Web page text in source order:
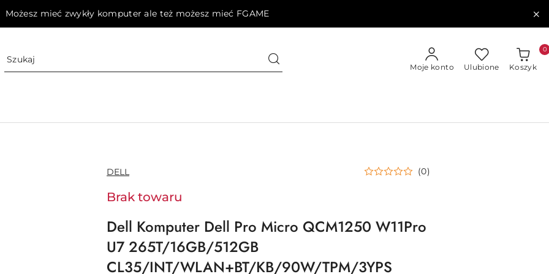
Możesz mieć zwykły komputer ale też możesz mieć FGAME
Moje konto Ulubione Koszyk
0
NAZWA
PRODUCENTA:
DELL (0)
Brak towaru
Dell Komputer Dell Pro Micro QCM1250 W11Pro
U7 265T/16GB/512GB
CL35/INT/WLAN+BT/KB/90W/TPM/3YPS